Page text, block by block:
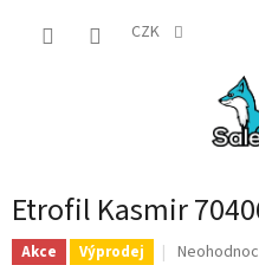
CZK
Etrofil Kasmir
Akce Výprodej
Průměrné